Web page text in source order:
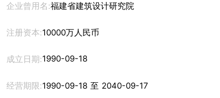
企业曾用名:福建省建筑设计研究院
注册资本:10000万人民币
成立日期:1990-09-18
经营期限: 1990-09-18 至 2040-09-17